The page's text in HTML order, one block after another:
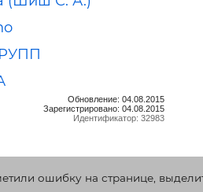
Обновление: 04.08.2015
Зарегистрировано: 04.08.2015
Идентификатор: 32983
ошибку на странице,